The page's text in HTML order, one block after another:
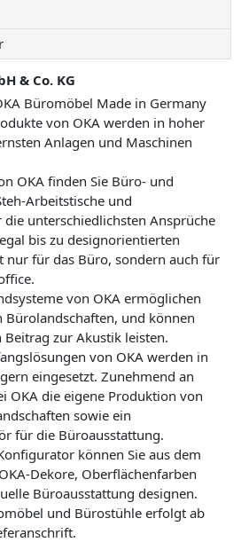
& Co. KG
Büromöbel Made in Germany
von OKA werden in hoher
Anlagen und Maschinen
OKA finden Sie Büro- und
Arbeitstische und
unterschiedlichsten Ansprüche
bis zu designorientierten
nur für das Büro, sondern auch für
von OKA ermöglichen
und können
zur Akustik leisten.
von OKA werden in
eingesetzt. Zunehmend an
OKA die eigene Produktion von
sowie ein
für die Büroausstattung.
können Sie aus dem
Dekore, Oberflächenfarben
Büroausstattung designen.
und Bürostühle erfolgt ab